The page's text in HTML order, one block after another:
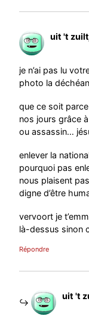
uit 't
je n’ai pas lu
photo la
que ce soit
nos jours grâce
ou assassin…
enlever la
pourquoi pas
nous plaisent
digne d’être
vervoort je
là-dessus sinon
Répondre
uit 't